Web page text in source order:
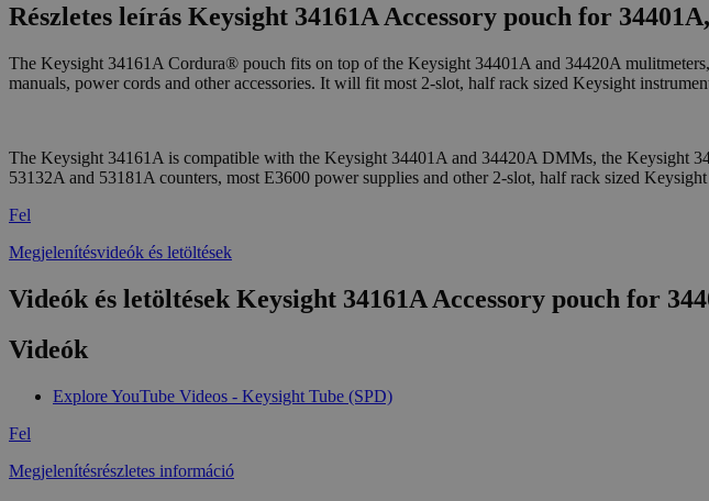
Részletes leírás Keysight 34161A Accessory pouch for
The Keysight 34161A Cordura® pouch fits on top of the Keysight 34401A and 34420A
manuals, power cords and other accessories. It will fit most 2-slot, half rack sized Keysight
The Keysight 34161A is compatible with the Keysight 34401A and 34420A DMMs, the Keysight
53132A and 53181A counters, most E3600 power supplies and other 2-slot, half rack sized
Fel
Megjelenítésvideók és letöltések
Videók és letöltések Keysight 34161A Accessory pouch for
Videók
Explore YouTube Videos - Keysight Tube (SPD)
Fel
Megjelenítésrészletes információ